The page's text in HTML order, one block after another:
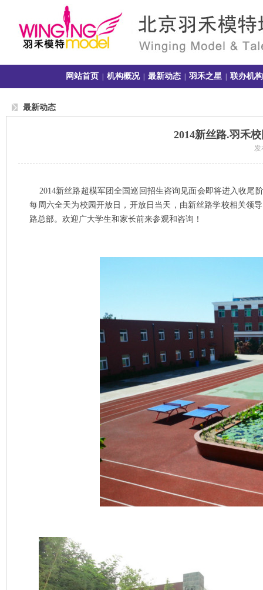
网站首页 机构概况| 最新动态 羽禾之星 联办机构
最新动态
2014新丝路.羽禾
发
2014新丝路超模军团全国巡回招生咨询见面会即将进入收尾
每周六全天为校园开放日，开放日当天，由新丝路学校相关领
路总部。欢迎广大学生和家长前来参观和咨询！